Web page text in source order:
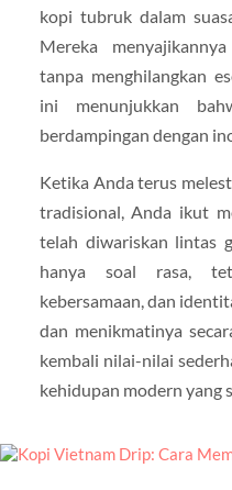
kopi tubruk dalam
Mereka
tanpa menghilangkan
ini menunjukkan
berdampingan dengan
Ketika Anda terus
tradisional, Anda ikut
telah diwariskan lintas
hanya soal rasa,
kebersamaan, dan
dan menikmatinya
kembali nilai-nilai
kehidupan modern yang